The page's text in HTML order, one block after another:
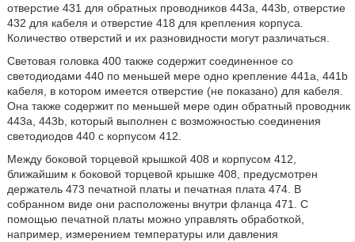
отверстие 431 для обратных проводников 443а, 443b, отверстие
432 для кабеля и отверстие 418 для крепления корпуса.
Количество отверстий и их разновидности могут различаться.
Световая головка 400 также содержит соединенное со
светодиодами 440 по меньшей мере одно крепление 441а, 441b
кабеля, в котором имеется отверстие (не показано) для кабеля.
Она также содержит по меньшей мере один обратный проводник
443а, 443b, который выполнен с возможностью соединения
светодиодов 440 с корпусом 412.
Между боковой торцевой крышкой 408 и корпусом 412,
ближайшим к боковой торцевой крышке 408, предусмотрен
держатель 473 печатной платы и печатная плата 474. В
собранном виде они расположены внутри фланца 471. С
помощью печатной платы можно управлять обработкой,
например, измерением температуры или давления